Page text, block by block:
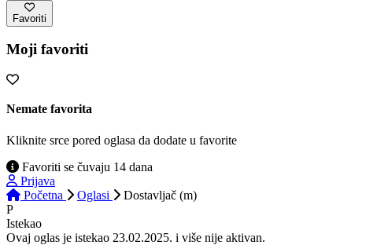
Favoriti
Moji favoriti
Nemate favorita
Kliknite srce pored oglasa da dodate u favorite
Favoriti se čuvaju 14 dana
Prijava
Početna
Oglasi
Dostavljač (m)
P
Istekao
Ovaj oglas je istekao 23.02.2025. i više nije aktivan.